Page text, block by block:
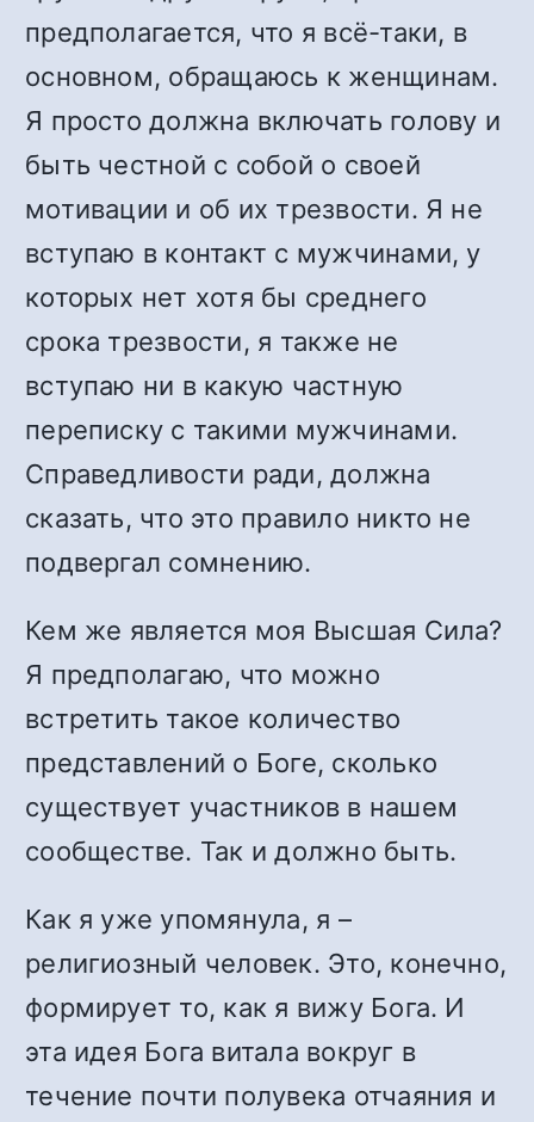
предполагается, что я всё-таки, в
основном, обращаюсь к женщинам.
Я просто должна включать голову и
быть честной с собой о своей
мотивации и об их трезвости. Я не
вступаю в контакт с мужчинами, у
которых нет хотя бы среднего
срока трезвости, я также не
вступаю ни в какую частную
переписку с такими мужчинами.
Справедливости ради, должна
сказать, что это правило никто не
подвергал сомнению.
Кем же является моя Высшая Сила?
Я предполагаю, что можно
встретить такое количество
представлений о Боге, сколько
существует участников в нашем
сообществе. Так и должно быть.
Как я уже упомянула, я –
религиозный человек. Это, конечно,
формирует то, как я вижу Бога. И
эта идея Бога витала вокруг в
течение почти полувека отчаяния и